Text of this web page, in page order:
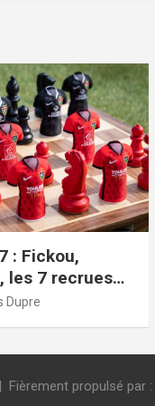
: Fickou,
les 7 recrues
Dupre
Fièrement propulsé par :